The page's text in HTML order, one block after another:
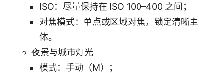
ISO：尽量保持在 ISO 100–400 之间；
对焦模式：单点或区域对焦，锁定清晰主
体。
夜景与城市灯光
模式：手动（M）；